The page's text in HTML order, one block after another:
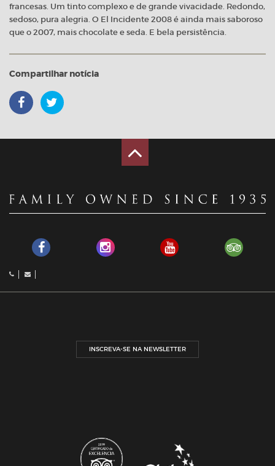
francesas. Um tinto complexo e de grande vivacidade. Redondo,
sedoso, pura alegria. O El Incidente 2008 é ainda mais saboroso
que o 2007, mais chocolate e seda. E bela persistência.
Compartilhar notícia
INSCREVA-SE NA NEWSLETTER